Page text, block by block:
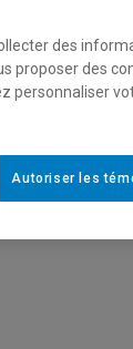
-
des
proposer des
personnaliser
Autoriser les